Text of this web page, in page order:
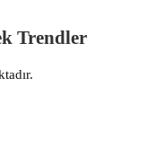
Trendler